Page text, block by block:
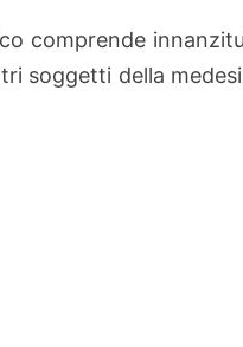
comprende
soggetti della